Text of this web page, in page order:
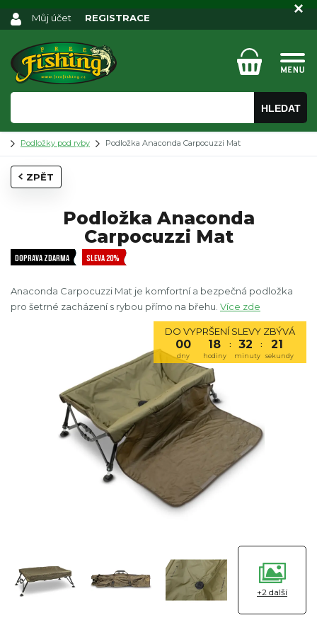
HLEDAT
Můj účet REGISTRACE
Podložky pod ryby Podložka Anaconda Carpocuzzi Mat
ZPĚT
Podložka Anaconda
Carpocuzzi Mat
DOPRAVA ZDARMA SLEVA 20%
Anaconda Carpocuzzi Mat je komfortní a bezpečná podložka
pro šetrné zacházení s rybou přímo na břehu. Více zde
DO VYPRŠENÍ SLEVY ZBÝVÁ
00 18 : 32 : 20
dny hodiny minuty sekundy
+2 další